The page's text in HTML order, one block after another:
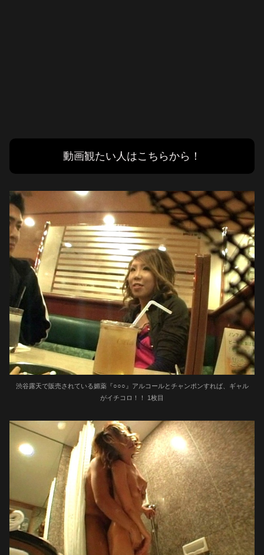
動画観たい人はこちらから！
渋谷露天で販売されている媚薬『○○○』アルコールとチャンポンすれば、ギャル
がイチコロ！！ 1枚目